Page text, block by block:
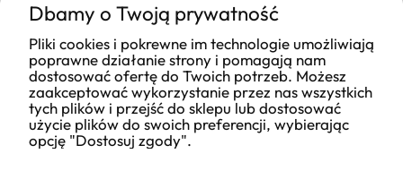
4.8
Ocena
Na podstawie
177opinii z całego okresu
Jak zbieramy opinie?
Dbamy o Twoją prywatność
Pliki cookies i pokrewne im technologie umożliwiają
poprawne działanie strony i pomagają nam
dostosować ofertę do Twoich potrzeb. Możesz
zaakceptować wykorzystanie przez nas wszystkich
tych plików i przejść do sklepu lub dostosować
użycie plików do swoich preferencji, wybierając
opcję "Dostosuj zgody".